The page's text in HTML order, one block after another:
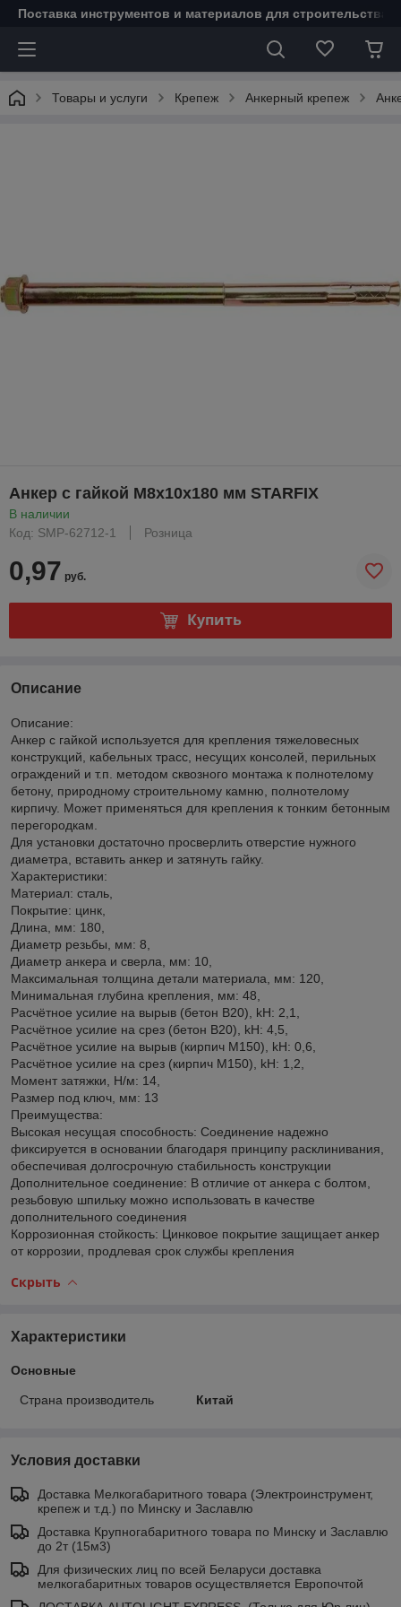
Поставка инструментов и материалов для строительства
Товары и услуги Крепеж Анкерный крепеж
Анкер с гайкой М8х10х180 мм STARFIX
В наличии
Код: SMP-62712-1
Розница
0,97 руб.
Купить
Описание
Описание:
Анкер с гайкой используется для крепления тяжеловесных
конструкций, кабельных трасс, несущих консолей, перильных
ограждений и т.п. методом сквозного монтажа к полнотелому
бетону, природному строительному камню, полнотелому
кирпичу. Может применяться для крепления к тонким бетонным
перегородкам.
Для установки достаточно просверлить отверстие нужного
диаметра, вставить анкер и затянуть гайку.
Характеристики:
Материал: сталь,
Покрытие: цинк,
Длина, мм: 180,
Диаметр резьбы, мм: 8,
Диаметр анкера и сверла, мм: 10,
Максимальная толщина детали материала, мм: 120,
Минимальная глубина крепления, мм: 48,
Расчётное усилие на вырыв (бетон В20), kH: 2,1,
Расчётное усилие на срез (бетон В20), kH: 4,5,
Расчётное усилие на вырыв (кирпич М150), kH: 0,6,
Расчётное усилие на срез (кирпич М150), kH: 1,2,
Момент затяжки, Н/м: 14,
Размер под ключ, мм: 13
Преимущества:
Высокая несущая способность: Соединение надежно
фиксируется в основании благодаря принципу расклинивания,
обеспечивая долгосрочную стабильность конструкции
Дополнительное соединение: В отличие от анкера с болтом,
резьбовую шпильку можно использовать в качестве
дополнительного соединения
Коррозионная стойкость: Цинковое покрытие защищает анкер
от коррозии, продлевая срок службы крепления
Скрыть
Характеристики
Основные
Страна производитель Китай
Условия доставки
Доставка Мелкогабаритного товара (Электроинструмент,
крепеж и т.д.) по Минску и Заславлю
Доставка Крупногабаритного товара по Минску и Заславлю
до 2т (15м3)
Для физических лиц по всей Беларуси доставка
мелкогабаритных товаров осуществляется Европочтой